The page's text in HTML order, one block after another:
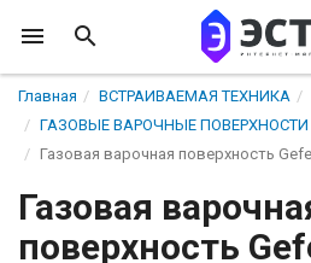
Главная ВСТРАИВАЕМАЯ ТЕХНИКА
ГАЗОВЫЕ ВАРОЧНЫЕ ПОВЕРХНОСТИ
Газовая варочная поверхность
Газовая
поверхность